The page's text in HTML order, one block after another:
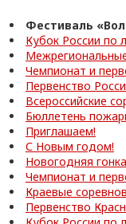
Фестиваль
Кубок России по
Чемпионат и
Первенство
Всероссийские
Бюллетень
Приглашаем!
С Новым годом!
Новогодняя
Чемпионат и
Краевые
Первенство